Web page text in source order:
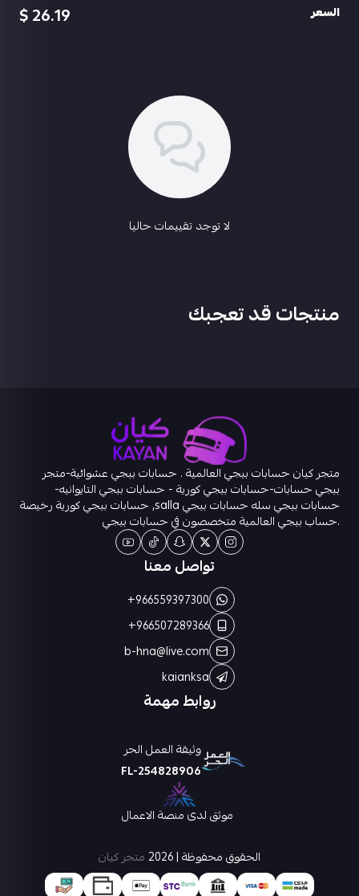
السعر 26.19 $
لا توجد تقييمات حاليا
منتجات قد تعجبك
متجر كيان حسابات ببجي العالمية . حسابات ببجي عشوائية-متجر
ببجي حسابات-حسابات ببجي كورية - حسابات ببجي التايوانيه-
حسابات ببجي سله حسابات ببجي salla, حسابات ببجي كورية رخيصة
.حساب ببجي العالمية متخصصون في حسابات ببجي
روابط مهمة
تواصل معنا
+966559397300
+966507289366
b-hna@live.com
kaianksa
وثيقة العمل الحر
FL-254828906
موثق لدى منصة الاعمال
الحقوق محفوظة | 2026
متجر كيان